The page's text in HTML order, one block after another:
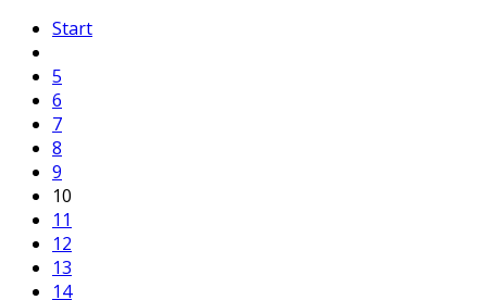
Start
5
6
7
8
9
10
11
12
13
14